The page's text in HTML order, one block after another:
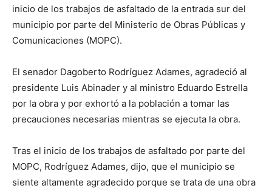
inicio de los trabajos de asfaltado de la entrada sur del
municipio por parte del Ministerio de Obras Públicas y
Comunicaciones (MOPC).
El senador Dagoberto Rodríguez Adames, agradeció al
presidente Luis Abinader y al ministro Eduardo Estrella
por la obra y por exhortó a la población a tomar las
precauciones necesarias mientras se ejecuta la obra.
Tras el inicio de los trabajos de asfaltado por parte del
MOPC, Rodríguez Adames, dijo, que el municipio se
siente altamente agradecido porque se trata de una obra